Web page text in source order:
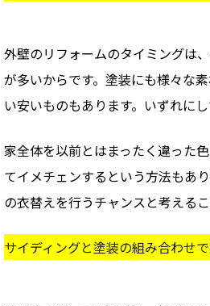
外壁のリフォームのタイミングは
が多いからです。塗装にも様々な
い安いものもあります。いずれに
家全体を以前とはまったく違った
てイメチェンするという方法もあ
の衣替えを行うチャンスと考えるこ
サイディングと塗装の組み合わせ